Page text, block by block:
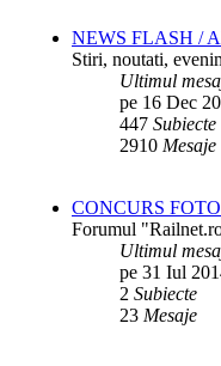
NEWS FLASH /
Stiri, noutati,
Ultimul
pe 16 Dec
447 Subiecte
2910 Mesaje
CONCURS
Forumul
Ultimul
pe 31 Iul
2 Subiecte
23 Mesaje